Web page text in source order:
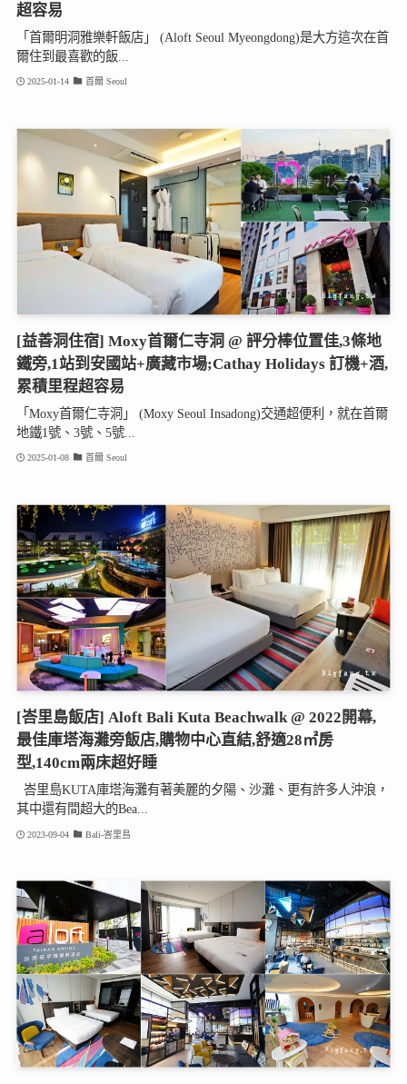
超容易
「首爾明洞雅樂軒飯店」 (Aloft Seoul Myeongdong)是大方這次在首
爾住到最喜歡的飯...
2025-01-14 首爾 Seoul
[益善洞住宿] Moxy首爾仁寺洞 @ 評分棒位置佳,3條地
鐵旁,1站到安國站+廣藏市場;Cathay Holidays 訂機+酒,
累積里程超容易
「Moxy首爾仁寺洞」 (Moxy Seoul Insadong)交通超便利，就在首爾
地鐵1號、3號、5號...
2025-01-08 首爾 Seoul
[峇里島飯店] Aloft Bali Kuta Beachwalk @ 2022開幕,
最佳庫塔海灘旁飯店,購物中心直結,舒適28㎡房
型,140cm兩床超好睡
峇里島KUTA庫塔海灘有著美麗的夕陽、沙灘、更有許多人沖浪，
其中還有間超大的Bea...
2023-09-04 Bali-峇里島